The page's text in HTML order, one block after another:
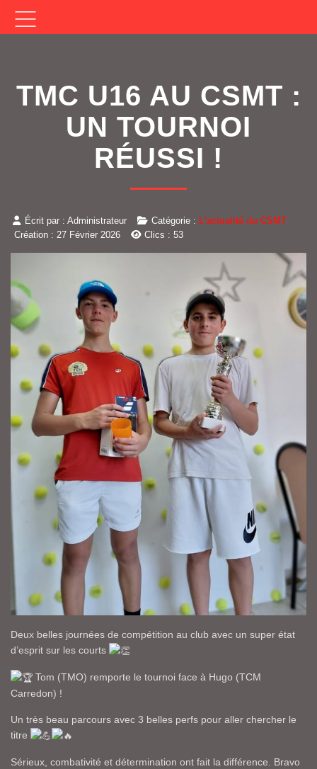
TMC U16 AU CSMT :
UN TOURNOI
RÉUSSI !
Écrit par :Administrateur Catégorie : L'actualité du CSMT
Création : 27 Février 2026
Clics : 53
Deux belles journées de compétition au club avec un super état
d’esprit sur les courts
Tom (TMO) remporte le tournoi face à Hugo (TCM
Carredon) !
Un très beau parcours avec 3 belles perfs pour aller chercher le
titre
Sérieux, combativité et détermination ont fait la différence. Bravo